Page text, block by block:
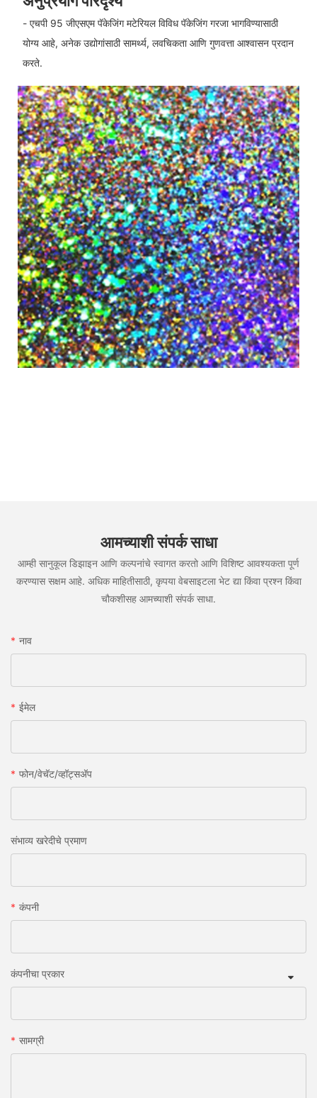
- एचपी 95 जीएसएम पॅकेजिंग मटेरियल विविध पॅकेजिंग गरजा भागविण्यासाठी
योग्य आहे, अनेक उद्योगांसाठी सामर्थ्य, लवचिकता आणि गुणवत्ता आश्वासन प्रदान
करते.
आमच्याशी संपर्क साधा
आम्ही सानुकूल डिझाइन आणि कल्पनांचे स्वागत करतो आणि विशिष्ट आवश्यकता पूर्ण
करण्यास सक्षम आहे. अधिक माहितीसाठी, कृपया वेबसाइटला भेट द्या किंवा प्रश्न किंवा
चौकशीसह आमच्याशी संपर्क साधा.
नाव
ईमेल
फोन/वेचॅट/व्हॉट्सअ‍ॅप
संभाव्य खरेदीचे प्रमाण
कंपनी
कंपनीचा प्रकार
सामग्री